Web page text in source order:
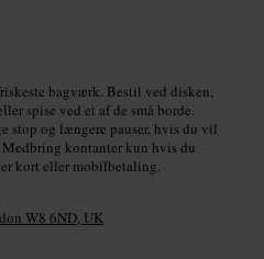
bagværk. Bestil ved disken,
spise ved et af de små borde.
stop og længere pauser, hvis du vil
kontanter kun hvis du
kort eller mobilbetaling.
W8 6ND, UK